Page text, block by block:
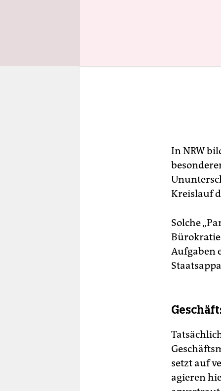
In NRW
Kreislauf
Solche
Bürokratie
Aufgaben
setzt auf
agieren